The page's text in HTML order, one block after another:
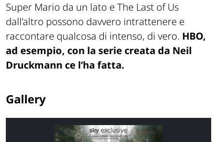
Super Mario da un lato e The Last of Us
dall’altro possono davvero intrattenere e
raccontare qualcosa di intenso, di vero. HBO,
ad esempio, con la serie creata da Neil
Druckmann ce l’ha fatta.
Gallery